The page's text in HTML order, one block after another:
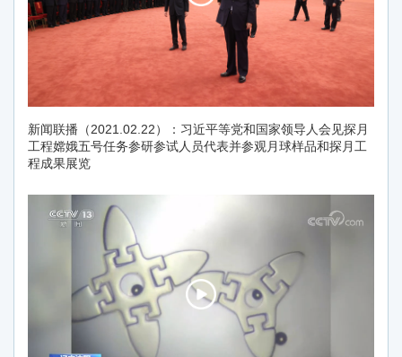
新闻联播（2021.02.22）：习近平等党和国家领导人会见探月
工程嫦娥五号任务参研参试人员代表并参观月球样品和探月工
程成果展览